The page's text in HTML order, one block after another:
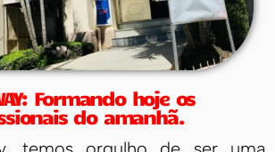
Formando hoje os
do amanhã.